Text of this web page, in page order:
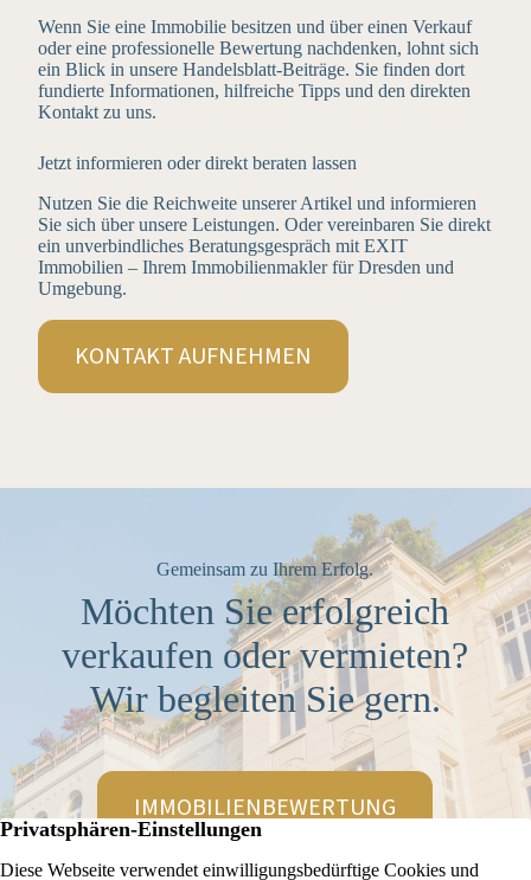
Wenn Sie eine Immobilie besitzen und über einen Verkauf
oder eine professionelle Bewertung nachdenken, lohnt sich
ein Blick in unsere Handelsblatt-Beiträge. Sie finden dort
fundierte Informationen, hilfreiche Tipps und den direkten
Kontakt zu uns.
Jetzt informieren oder direkt beraten lassen
Nutzen Sie die Reichweite unserer Artikel und informieren
Sie sich über unsere Leistungen. Oder vereinbaren Sie direkt
ein unverbindliches Beratungsgespräch mit EXIT
Immobilien – Ihrem Immobilienmakler für Dresden und
Umgebung.
KONTAKT AUFNEHMEN
Gemeinsam zu Ihrem Erfolg.
Möchten Sie erfolgreich
verkaufen oder vermieten?
Wir begleiten Sie gern.
IMMOBILIENBEWERTUNG